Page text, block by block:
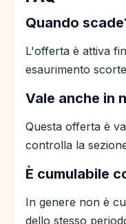
Quando
L'offerta è attiva
esaurimento
Vale anche in
Questa offerta è
controlla la
È cumulabile
In genere non è
dello stesso